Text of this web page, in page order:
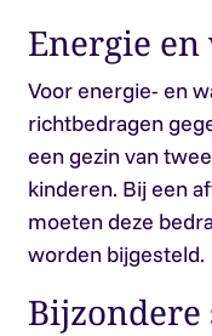
Energie
Voor energie- en
richtbedragen
een gezin van
kinderen. Bij een
moeten deze
worden bijgesteld.